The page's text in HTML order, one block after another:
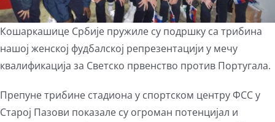
Кошаркашице Србије пружиле су подршку са трибина
нашој женској фудбалској репрезентацији у мечу
квалификација за Светско првенство против Португала.
Препуне трибине стадиона у спортском центру ФСС у
Старој Пазови показале су огроман потенцијал и